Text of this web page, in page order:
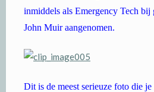
inmiddels als Emergency Tech bij
John Muir aangenomen.
Dit is de meest serieuze foto die